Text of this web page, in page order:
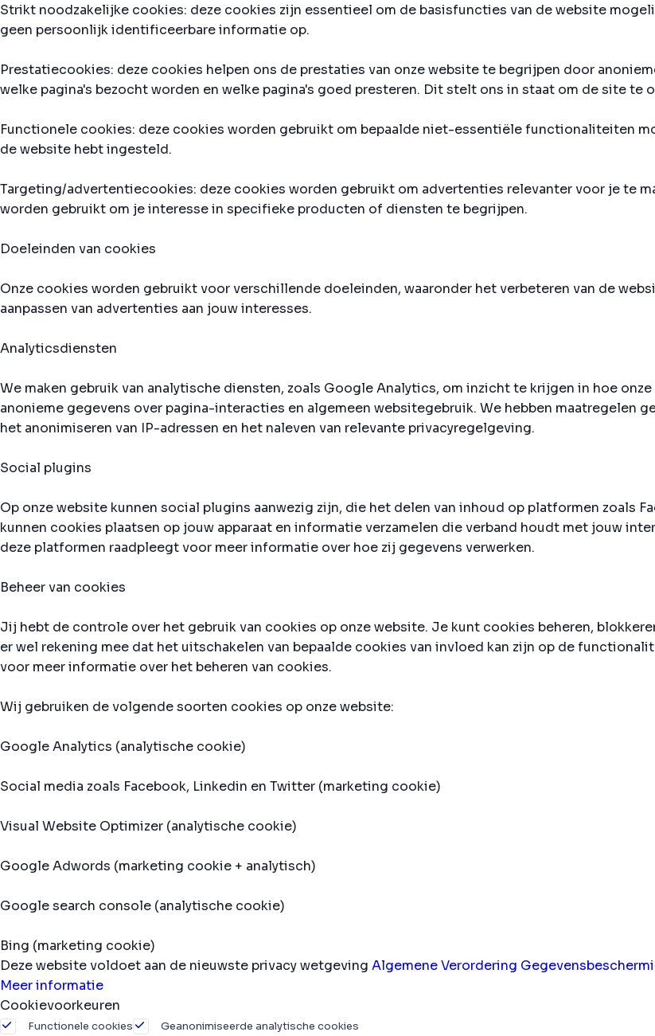
Strikt noodzakelijke cookies: deze cookies zijn essentieel om de basisfuncties van de website
geen persoonlijk identificeerbare informatie op.
Prestatiecookies: deze cookies helpen ons de prestaties van onze website te begrijpen door
welke pagina's bezocht worden en welke pagina's goed presteren. Dit stelt ons in staat om de site te
Functionele cookies: deze cookies worden gebruikt om bepaalde niet-essentiële functionaliteiten
de website hebt ingesteld.
Targeting/advertentiecookies: deze cookies worden gebruikt om advertenties relevanter voor je te
worden gebruikt om je interesse in specifieke producten of diensten te begrijpen.
Doeleinden van cookies
Onze cookies worden gebruikt voor verschillende doeleinden, waaronder het verbeteren van de
aanpassen van advertenties aan jouw interesses.
Analyticsdiensten
We maken gebruik van analytische diensten, zoals Google Analytics, om inzicht te krijgen in hoe
anonieme gegevens over pagina-interacties en algemeen websitegebruik. We hebben maatregelen
het anonimiseren van IP-adressen en het naleven van relevante privacyregelgeving.
Social plugins
Op onze website kunnen social plugins aanwezig zijn, die het delen van inhoud op platformen zoals
kunnen cookies plaatsen op jouw apparaat en informatie verzamelen die verband houdt met jouw
deze platformen raadpleegt voor meer informatie over hoe zij gegevens verwerken.
Beheer van cookies
Jij hebt de controle over het gebruik van cookies op onze website. Je kunt cookies beheren,
er wel rekening mee dat het uitschakelen van bepaalde cookies van invloed kan zijn op de
voor meer informatie over het beheren van cookies.
Wij gebruiken de volgende soorten cookies op onze website:
Google Analytics (analytische cookie)
Social media zoals Facebook, Linkedin en Twitter (marketing cookie)
Visual Website Optimizer (analytische cookie)
Google Adwords (marketing cookie + analytisch)
Google search console (analytische cookie)
Bing (marketing cookie)
Deze website voldoet aan de nieuwste privacy wetgeving Algemene Verordering
Meer informatie
Cookievoorkeuren
Functionele cookies Geanonimiseerde analytische cookies